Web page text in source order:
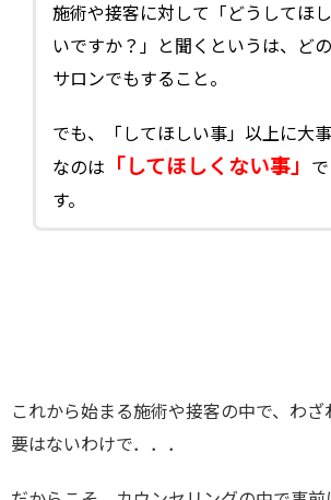
施術や接客に対して「どうしてほし
いですか？」と聞くというは、どの
サロンでもすること。
でも、「してほしい事」以上に大事
なのは
「してほしくない事」
で
す。
これから始まる施術や接客の中で、わ
要はないわけで．．．